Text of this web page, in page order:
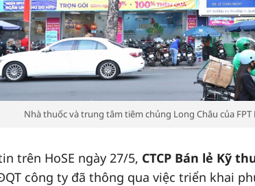
Nhà thuốc và trung tâm tiêm chủng Long Châu của FPT
trên HoSE ngày 27/5, CTCP Bán lẻ Kỹ
công ty đã thông qua việc triển khai